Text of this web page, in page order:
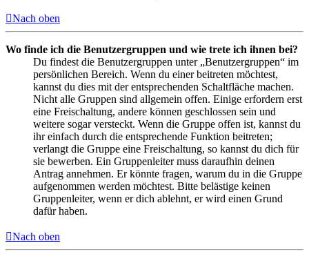
Nach oben
Wo finde ich die Benutzergruppen und wie trete ich ihnen bei?
Du findest die Benutzergruppen unter „Benutzergruppen“ im
persönlichen Bereich. Wenn du einer beitreten möchtest,
kannst du dies mit der entsprechenden Schaltfläche machen.
Nicht alle Gruppen sind allgemein offen. Einige erfordern erst
eine Freischaltung, andere können geschlossen sein und
weitere sogar versteckt. Wenn die Gruppe offen ist, kannst du
ihr einfach durch die entsprechende Funktion beitreten;
verlangt die Gruppe eine Freischaltung, so kannst du dich für
sie bewerben. Ein Gruppenleiter muss daraufhin deinen
Antrag annehmen. Er könnte fragen, warum du in die Gruppe
aufgenommen werden möchtest. Bitte belästige keinen
Gruppenleiter, wenn er dich ablehnt, er wird einen Grund
dafür haben.
Nach oben